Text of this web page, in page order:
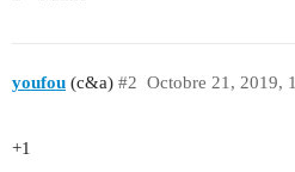
youfou (c&a) Octobre 21, 2019,
#2
+1